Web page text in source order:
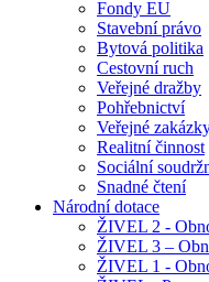
Fondy EU
Stavební právo
Bytová politika
Cestovní ruch
Veřejné dražby
Pohřebnictví
Veřejné
Realitní činnost
Sociální
Snadné čtení
Národní dotace
ŽIVEL 2 -
ŽIVEL 3 –
ŽIVEL 1 -